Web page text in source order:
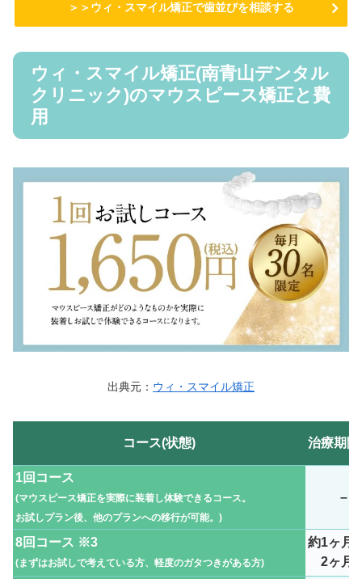
＞＞ウィ・スマイル矯正で歯並びを相談する
ウィ・スマイル矯正(南青山デンタル
クリニック)のマウスピース矯正と費
用
出典元： ウィ・スマイル矯正
コース(状態) 治療期
1回コース
(マウスピース矯正を実際に装着し体験できるコース。
お試しプラン後、他のプランへの移行が可能。 )
–
8回コース ※3
(まずはお試しで考えている方、軽度のガタつきがある方)
約1ヶ月
2ヶ月